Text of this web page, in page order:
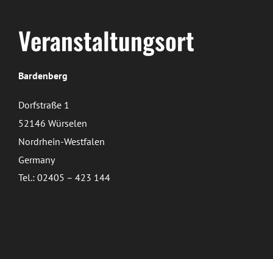
Veranstaltungsort
Bardenberg
Dorfstraße 1
52146 Würselen
Nordrhein-Westfalen
Germany
Tel.: 02405 – 423 144